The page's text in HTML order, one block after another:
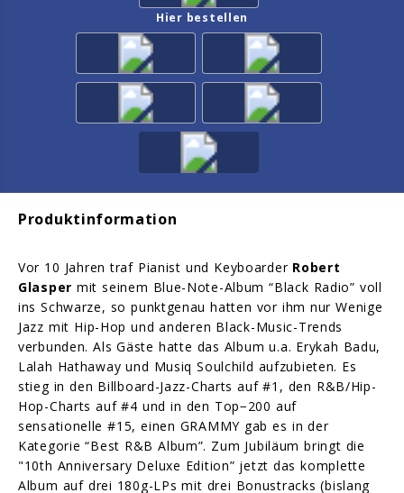
Hier bestellen
Produktinformation
Vor 10 Jahren traf Pianist und Keyboarder Robert
Glaspermit seinem Blue-Note-Album “Black Radio” voll
ins Schwarze, so punktgenau hatten vor ihm nur Wenige
Jazz mit Hip-Hop und anderen Black-Music-Trends
verbunden. Als Gäste hatte das Album u.a. Erykah Badu,
Lalah Hathaway und Musiq Soulchild aufzubieten. Es
stieg in den Billboard-Jazz-Charts auf #1, den R&B/Hip-
Hop-Charts auf #4 und in den Top−200 auf
sensationelle #15, einen GRAMMY gab es in der
Kategorie “Best R&B Album”. Zum Jubiläum bringt die
"10th Anniversary Deluxe Edition” jetzt das komplette
Album auf drei 180g-LPs mit drei Bonustracks (bislang